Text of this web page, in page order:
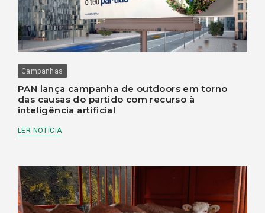
Campanhas
PAN lança campanha de outdoors em torno
das causas do partido com recurso à
inteligência artificial
LER NOTÍCIA